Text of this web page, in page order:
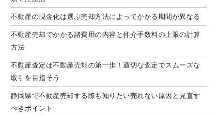
不動産の現金化は選ぶ売却方法によってかかる期間が異なる
不動産売却でかかる諸費用の内容と仲介手数料の上限の計算
方法
不動産査定は不動産売却の第一歩！適切な査定でスムーズな
取引を目指そう
静岡県で不動産売却する際も知りたい売れない原因と見直す
べきポイント